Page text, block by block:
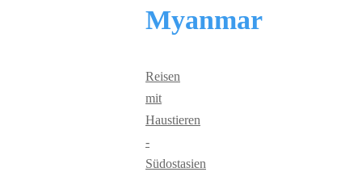
Myanmar
Reisen
mit
Haustieren
-
Südostasien